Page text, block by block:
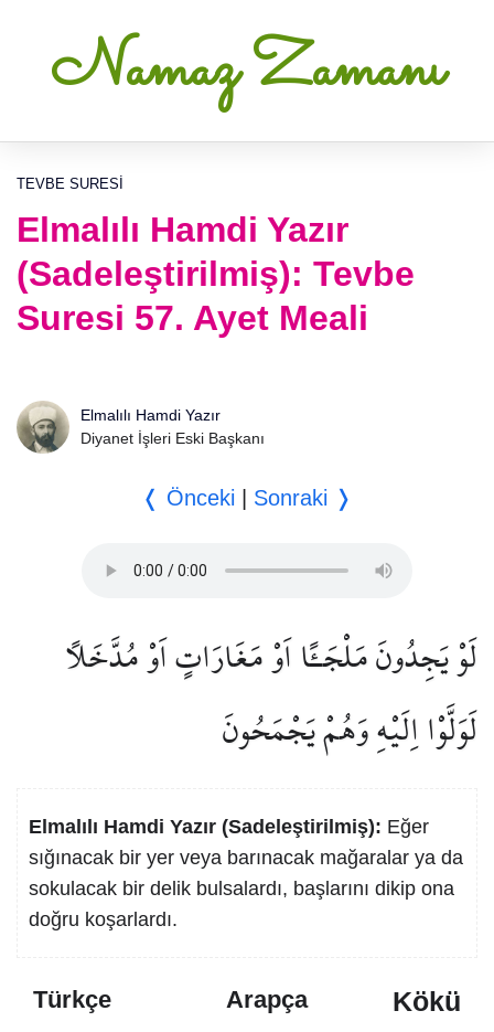
Namaz Zamanı
TEVBE SURESI
Elmalılı Hamdi Yazır
(Sadeleştirilmiş): Tevbe
Suresi 57. Ayet Meali
Elmalılı Hamdi Yazır
Diyanet İşleri Eski Başkanı
❬ Önceki Sonraki ❭
لَوْ يَجِدُونَ مَلْجَـًٔا اَوْ مَغَارَاتٍ اَوْ مُدَّخَلًا
لَوَلَّوْا اِلَيْهِ وَهُمْ يَجْمَحُونَ
Elmalılı Hamdi Yazır (Sadeleştirilmiş): Eğer
sığınacak bir yer veya barınacak mağaralar ya da
sokulacak bir delik bulsalardı, başlarını dikip ona
doğru koşarlardı.
Türkçe Arapça Kökü